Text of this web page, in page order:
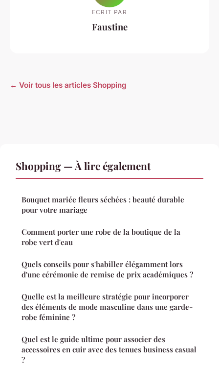
ECRIT PAR
Faustine
← Voir tous les articles Shopping
Shopping — À lire également
Bouquet mariée fleurs séchées : beauté durable
pour votre mariage
Comment porter une robe de la boutique de la
robe vert d'eau
Quels conseils pour s'habiller élégamment lors
d'une cérémonie de remise de prix académiques ?
Quelle est la meilleure stratégie pour incorporer
des éléments de mode masculine dans une garde-
robe féminine ?
Quel est le guide ultime pour associer des
accessoires en cuir avec des tenues business casual
?